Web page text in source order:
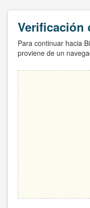
Verificación
Para continuar hacia
proviene de un